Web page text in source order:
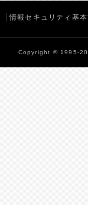
情報セキュリティ基
Copyright © 1995-